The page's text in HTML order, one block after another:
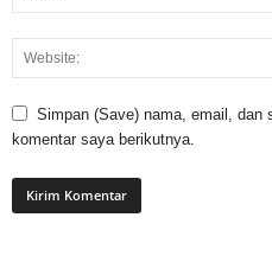
Simpan (Save) nama, email, dan
komentar saya berikutnya.